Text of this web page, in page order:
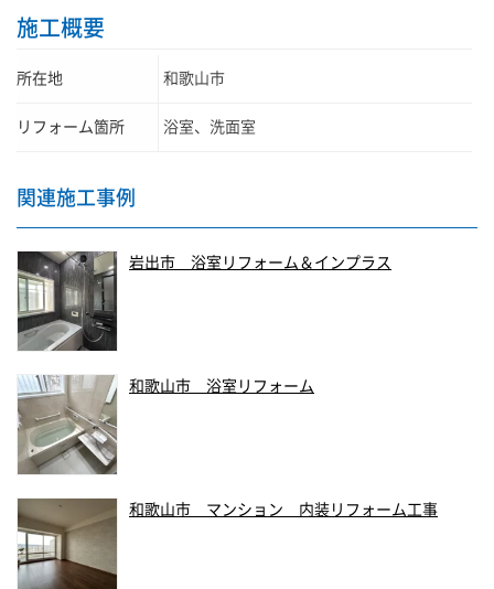
施工概要
所在地 和歌山市
リフォーム箇所 浴室、洗面室
関連施工事例
岩出市 浴室リフォーム＆インプラス
和歌山市 浴室リフォーム
和歌山市 マンション 内装リフォーム工事